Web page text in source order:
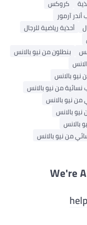
كروكس
آرمور
أحذية رياضية للرجال
بنطلون من نيو بالانس
بالانس
نسائية من نيو بالانس
نيو بالانس
بالانس
بالانس
من نيو بالانس
We're